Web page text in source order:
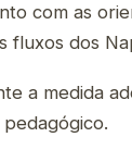
com as
fluxos dos
a medida